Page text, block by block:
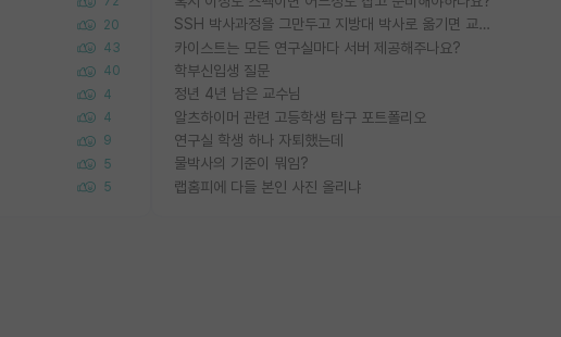
20
43
40
4
4
9
5
5
SSH 박사과정을 그만두고 지방대 박사로 옮기면 교수의 꿈은 끝일까요?
카이스트는 모든 연구실마다 서버 제공해주나요?
학부신입생 질문
정년 4년 남은 교수님
알츠하이머 관련 고등학생 탐구 포트폴리오
연구실 학생 하나 자퇴했는데
물박사의 기준이 뭐임?
랩홈피에 다들 본인 사진 올리냐